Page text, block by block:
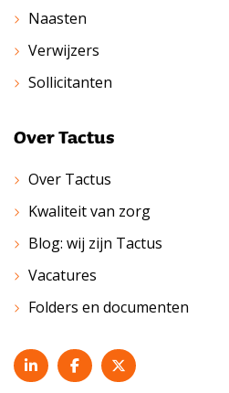
Naasten
Verwijzers
Sollicitanten
Over Tactus
Over Tactus
Kwaliteit van zorg
Blog: wij zijn Tactus
Vacatures
Folders en documenten